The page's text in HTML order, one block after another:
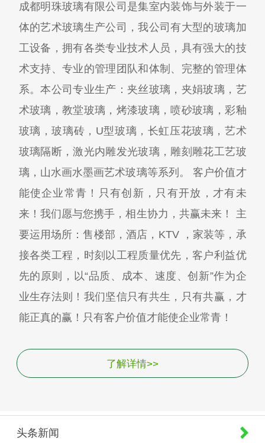
成都明珠玻璃有限公司是集室内装饰与外装于一
体的艺术玻璃生产公司，我公司有大型的玻璃加
工设备，拥有各类专业技术人员，具有强大的技
术支持、专业的管理团队和体制、完整的管理体
系。本公司专业生产：夹丝玻璃，夹娟玻璃，艺
术玻璃，教堂玻璃，烤漆玻璃，喷砂玻璃，彩釉
玻璃，玻璃砖，U型玻璃，长虹压花玻璃，艺术
玻璃隔断，激光内雕发光玻璃，雕刻雕花工艺玻
璃，山水画水墨画艺术玻璃等系列。 客户价值才
能使企业常青！只有创新，只有开放，才有未
来！我们愿与您携手，相生协力，共赢未来！ 主
要运用场所：售楼部，酒店，KTV ，家装等，承
接各类工程，时刻以工程质量优先，客户利益优
先的原则，以“品质、成本、速度、创新”作为企
业生存法则！我们坚信只有共生，只有共赢，才
能正真的赢！只有客户价值才能使企业常青！
了解详情>>
头条新闻